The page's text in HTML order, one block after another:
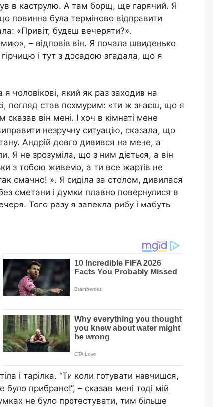
в каструлю. А там борщ, ще гарячий. Я
повинна була терміново відправити
«Привіт, будеш вечеряти?».
– відповів він. Я почала швиденько
гірчицю і тут з досадою згадала, що я
я чоловікові, який як раз заходив на
погляд став похмурим: «ти ж знаєш, що я
він мені. І хоч в кімнаті мене
незручну ситуацію, сказала, що
Андрій довго дивився на мене, а
Я не зрозуміла, що з ним діється, а він
з тобою живемо, а ти все жартів не
смачно! ». Я сиділа за столом, дивилася
сметани і думки плавно повернулися в
Того разу я запекла рибу і мабуть
і тарілка. “Ти коли готувати навчишся,
прибрано!”, – сказав мені тоді мій
не було протестувати, тим більше